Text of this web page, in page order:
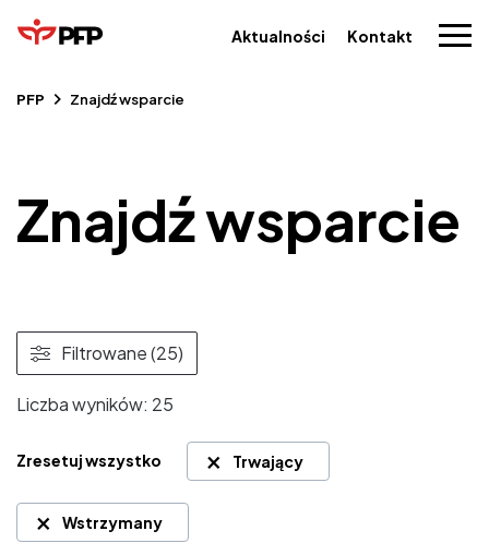
Aktualności Kontakt
PFP Znajdź wsparcie
Znajdź wsparcie
Filtrowane (25)
Liczba wyników: 25
Zresetuj wszystko × Trwający
× Wstrzymany